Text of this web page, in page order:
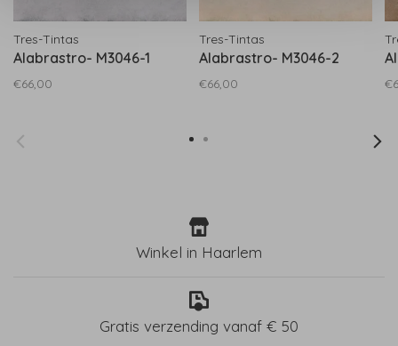
Tres-Tintas
Alabrastro- M3046-1
€66,00
Tres-Tintas
Alabrastro- M3046-2
€66,00
Winkel in Haarlem
Gratis verzending vanaf € 50